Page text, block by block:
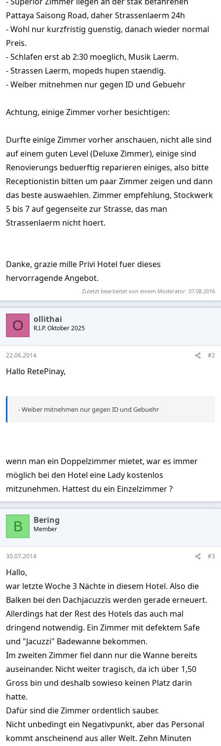
Pattaya Saisong Road, daher Strassenlaerm 24h
- Wohl nur kurzfristig guenstig, danach wieder normal
Preis.
- Schlafen erst ab 2:30 moeglich, Musik Laerm.
- Strassen Laerm, mopeds hupen staendig.
- Weiber mitnehmen nur gegen ID und Gebuehr
Achtung, einige Zimmer vorher besichtigen:
Durfte einige Zimmer vorher anschauen, nicht alle sind
auf einem guten Level (Deluxe Zimmer), einige sind
Renovierungs beduerftig reparieren einiges, also bitte
Receptionistin bitten um paar Zimmer zeigen und dann
das beste auswaehlen. Zimmer empfehlung, Stockwerk
5 bis 7 auf gegenseite zur Strasse, das man
Strassenlaerm nicht hoert.
Danke, grazie mille Privi Hotel fuer dieses
hervorragende Angebot.
Zuletzt bearbeitet von einem Moderator: 07.08.2016
O ollithai
R.I.P. Oktober 2025
22.06.2014 #2
Hallo RetePinay,
- Weiber mitnehmen nur gegen ID und Gebuehr
wenn man ein Doppelzimmer mietet, war es immer
möglich bei den Hotel eine Lady kostenlos
mitzunehmen. Hattest du ein Einzelzimmer ?
B Bering
Member
30.07.2014 #3
Hallo,
war letzte Woche 3 Nächte in diesem Hotel. Also die
Balken bei den Dachjacuzzis werden gerade erneuert.
Allerdings hat der Rest des Hotels das auch mal
dringend notwendig. Ein Zimmer mit defektem Safe
und "Jacuzzi" Badewanne bekommen.
Im zweiten Zimmer fiel dann nur die Wanne bereits
auseinander. Nicht weiter tragisch, da ich über 1,50
Gross bin und deshalb sowieso keinen Platz darin
hatte.
Dafür sind die Zimmer ordentlich sauber.
Nicht unbedingt ein Negativpunkt, aber das Personal
kommt anscheinend aus aller Welt. Zehn Minuten